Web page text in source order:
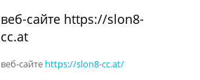
веб-сайте https://slon8-
cc.at
веб-сайте https://slon8-cc.at/